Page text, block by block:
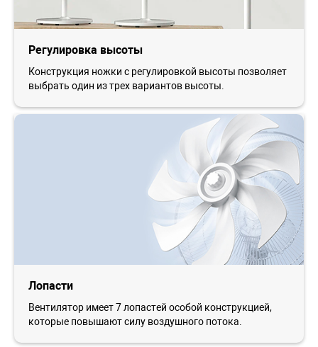
Регулировка высоты
Конструкция ножки с регулировкой высоты позволяет
выбрать один из трех вариантов высоты.
Лопасти
Вентилятор имеет 7 лопастей особой конструкцией,
которые повышают силу воздушного потока.